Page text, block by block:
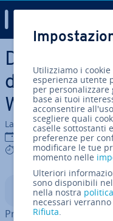
Vai al contenuto prin­ci­pa­le
Di­sa­bi­li­ta­re
del mouse:
Windows e
La redazione di IONOS
02 mar 2021
3 mins
Indice
Pro­ba­bil­men­te, molti
Utilizziamo i
esperienza utente
per
base ai tuoi
acconsentire
scegliere quali
caselle sottostanti
preferenze per
modificare le tue
momento nelle
Ulteriori
sono disponibili
nella nostra
necessari
Rifiuta.